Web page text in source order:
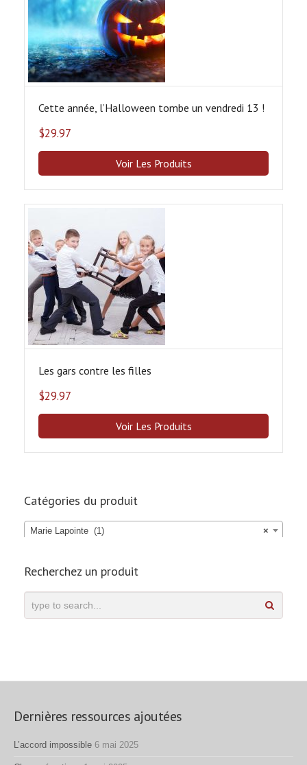
Cette année, l’Halloween tombe un vendredi 13 !
$29.97
Voir Les Produits
Les gars contre les filles
$29.97
Voir Les Produits
Catégories du produit
×
Marie Lapointe (1)
Recherchez un produit
Dernières ressources ajoutées
L’accord impossible 6 mai 2025